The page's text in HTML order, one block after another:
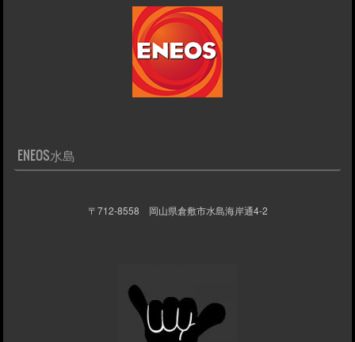
ENEOS水島
〒712-8558 岡山県倉敷市水島海岸通4-2